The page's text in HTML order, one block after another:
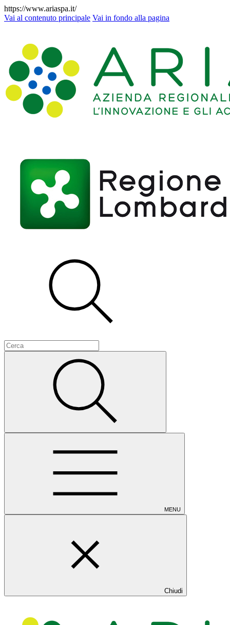
https://www.ariaspa.it/
Vai al contenuto principale Vai in fondo alla pagina
MENU
Chiudi